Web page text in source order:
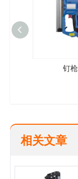
钉枪
相关文章